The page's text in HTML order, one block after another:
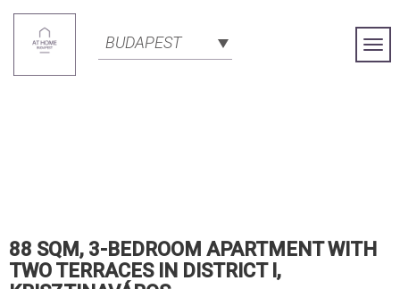
BUDAPEST
88 SQM, 3-BEDROOM APARTMENT WITH
TWO TERRACES IN DISTRICT I,